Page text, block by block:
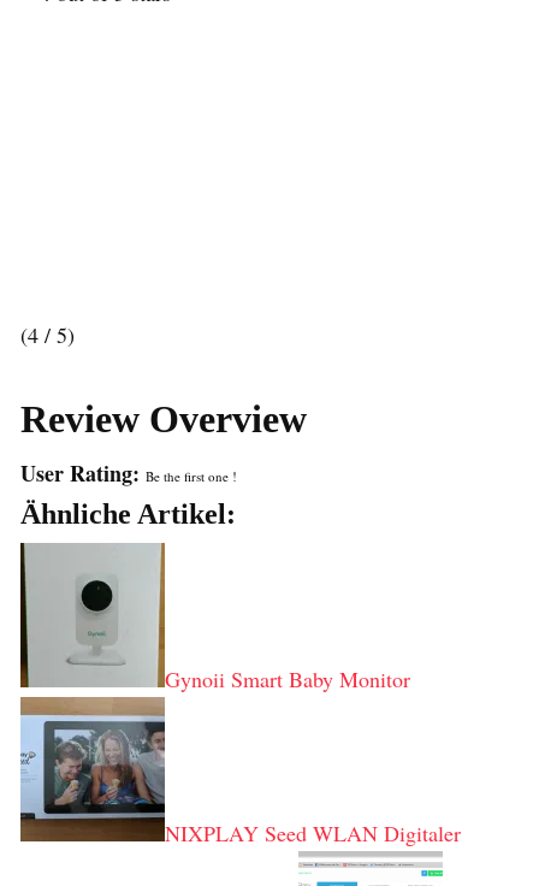
(4 / 5)
Review Overview
User Rating: Be the first one !
Ähnliche Artikel:
Gynoii Smart Baby Monitor
NIXPLAY Seed WLAN Digitaler